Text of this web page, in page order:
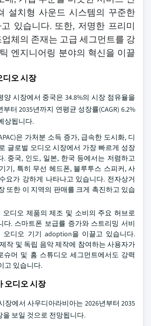
설치형 사운드 시스템의 꾸준한
있습니다. 또한, 저명한 프리미
체의 존재는 고급 세그먼트를 강
엔지니어링 분야의 혁신을 이끌
디오 시장
양 시장에서 중국은 34.8%의 시장 점유율을
터 2035년까지 연평균 성장률(CAGR) 6.2%
상됩니다.
은 가처분 소득 증가, 급속한 도시화, 디
글로벌 오디오 시장에서 가장 빠르게 성장
. 중국, 인도, 일본, 한국 등에서는 저렴하고
기, 특히 무선 헤드폰, 블루투스 스피커, 사
요가 강하게 나타나고 있습니다. 전자상거
또한 이 지역의 판매를 크게 촉진하고 있습
오디오 제품의 제조 및 소비의 주요 허브로
다. 스마트폰 보급률 증가와 스트리밍 서비
오디오 기기 adoption을 이끌고 있습니다.
작 및 독립 음악 제작에 참여하는 사용자가
슈머 및 홈 스튜디오 세그먼트에서도 강력
고 있습니다.
오디오 시장
장에서 사우디아라비아는 2026년부터 2035
을 보일 것으로 전망됩니다.